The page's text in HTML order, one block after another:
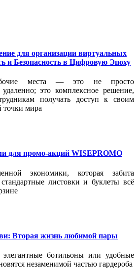
для организации виртуальных
и Безопасность в Цифровую Эпоху
места — это не просто
удаленно; это комплексное решение,
получать доступ к своим
мира
для промо-акций WISEPROMO
экономики, которая забита
листовки и буклеты всё
Вторая жизнь любимой пары
ботильоны или удобные
незаменимой частью гардероба